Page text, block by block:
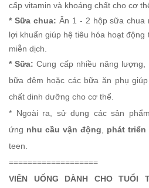
cấp vitamin và khoáng chất cho cơ
* Sữa chua: Ăn 1 - 2 hộp sữa chua
lợi khuẩn giúp hệ tiêu hóa hoạt
miễn dịch.
* Sữa: Cung cấp nhiều năng
bữa đêm hoặc các bữa ăn phụ
chất dinh dưỡng cho cơ thể.
* Ngoài ra, sử dụng các sản
ứng nhu cầu vận động phát triển
teen.
===================
VIÊN UỐNG DÀNH CHO TUỔI